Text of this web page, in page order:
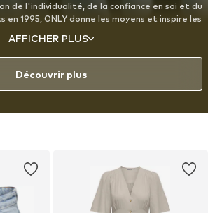
de l'individualité, de la confiance en soi et du
en 1995, ONLY donne les moyens et inspire les
l'accent sur le denim. Les
la femme moderne et soucieuse de son style,
espièglerie et adore jouer avec son look.
AFFICHER PLUS
Découvrir plus